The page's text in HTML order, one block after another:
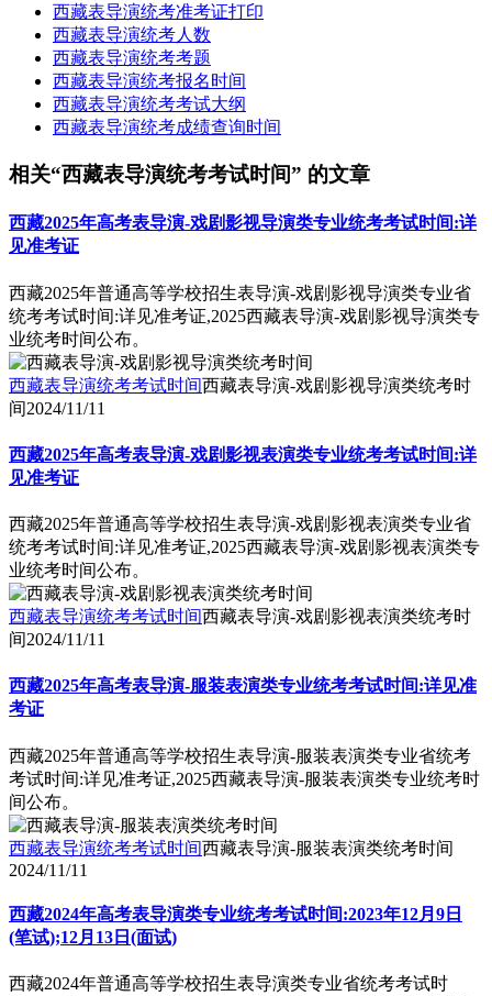
西藏表导演统考准考证打印
西藏表导演统考人数
西藏表导演统考考题
西藏表导演统考报名时间
西藏表导演统考考试大纲
西藏表导演统考成绩查询时间
相关“西藏表导演统考考试时间” 的文章
西藏2025年高考表导演-戏剧影视导演类专业统考考试时间:详
见准考证
西藏2025年普通高等学校招生表导演-戏剧影视导演类专业省
统考考试时间:详见准考证,2025西藏表导演-戏剧影视导演类专
业统考时间公布。
西藏表导演统考考试时间西藏表导演-戏剧影视导演类统考时
间2024/11/11
西藏2025年高考表导演-戏剧影视表演类专业统考考试时间:详
见准考证
西藏2025年普通高等学校招生表导演-戏剧影视表演类专业省
统考考试时间:详见准考证,2025西藏表导演-戏剧影视表演类专
业统考时间公布。
西藏表导演统考考试时间西藏表导演-戏剧影视表演类统考时
间2024/11/11
西藏2025年高考表导演-服装表演类专业统考考试时间:详见准
考证
西藏2025年普通高等学校招生表导演-服装表演类专业省统考
考试时间:详见准考证,2025西藏表导演-服装表演类专业统考时
间公布。
西藏表导演统考考试时间西藏表导演-服装表演类统考时间
2024/11/11
西藏2024年高考表导演类专业统考考试时间:2023年12月9日
(笔试);12月13日(面试)
西藏2024年普通高等学校招生表导演类专业省统考考试时